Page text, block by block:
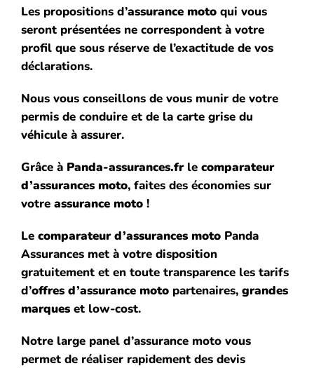
Les propositions d’assurance motoqui vous
seront présentées ne correspondent à votre
profil que sous réserve de l’exactitude de vos
déclarations.
Nous vous conseillons de vous munir de votre
permis de conduire et de la carte grise du
véhicule à assurer.
Grâce à Panda-assurances.frle comparateur
d’assurances moto, faites des économies sur
votre assurance moto!
Le comparateur d’assurances motoPanda
Assurances met à votre disposition
gratuitement et en toute transparence les tarifs
d’offres d’assurance motopartenaires, grandes
marqueset low-cost.
Notre large panel d’assurance moto vous
permet de réaliser rapidement des devis